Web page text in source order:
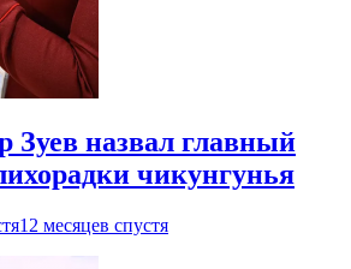
Зуев назвал главный
чикунгунья
12 месяцев спустя